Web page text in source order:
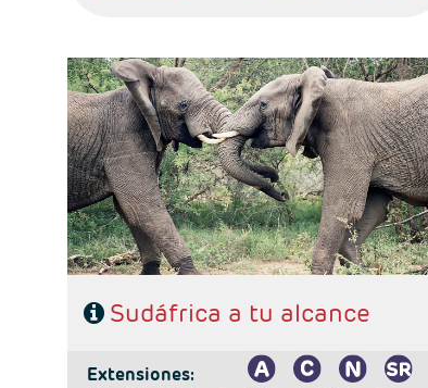
Salidas: Domingos
Ruta: 1 noche Johanesburgo + 2 noches Kruger + 3
noches Ciudad del Cabo
Régimen: alojamiento y desayuno + 2 cenas
Hoteles: Select, Classic, Superio y Luxury
Sudáfrica a tu alcance
extensiones: